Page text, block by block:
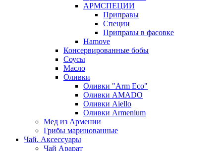
АРМСПЕЦИИ
Приправы
Специи
Приправы в фасовке
Hamove
Консервированные бобы
Соусы
Масло
Оливки
Оливки "Arm Eco"
Оливки AMADO
Оливки Aiello
Оливки Armenium
Мед из Армении
Грибы маринованные
Чай. Аксессуары
Чай Арарат